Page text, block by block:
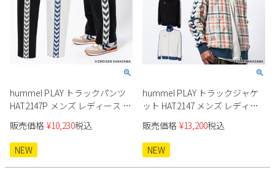
hummel PLAY トラックパンツ
HAT2147P メンズ レディース ユ
ニセックス
販売価格 ¥10,230税込
NEW
hummel PLAY トラックジャケ
ット HAT2147 メンズ レディー
ス ユニセックス
販売価格 ¥13,200税込
NEW